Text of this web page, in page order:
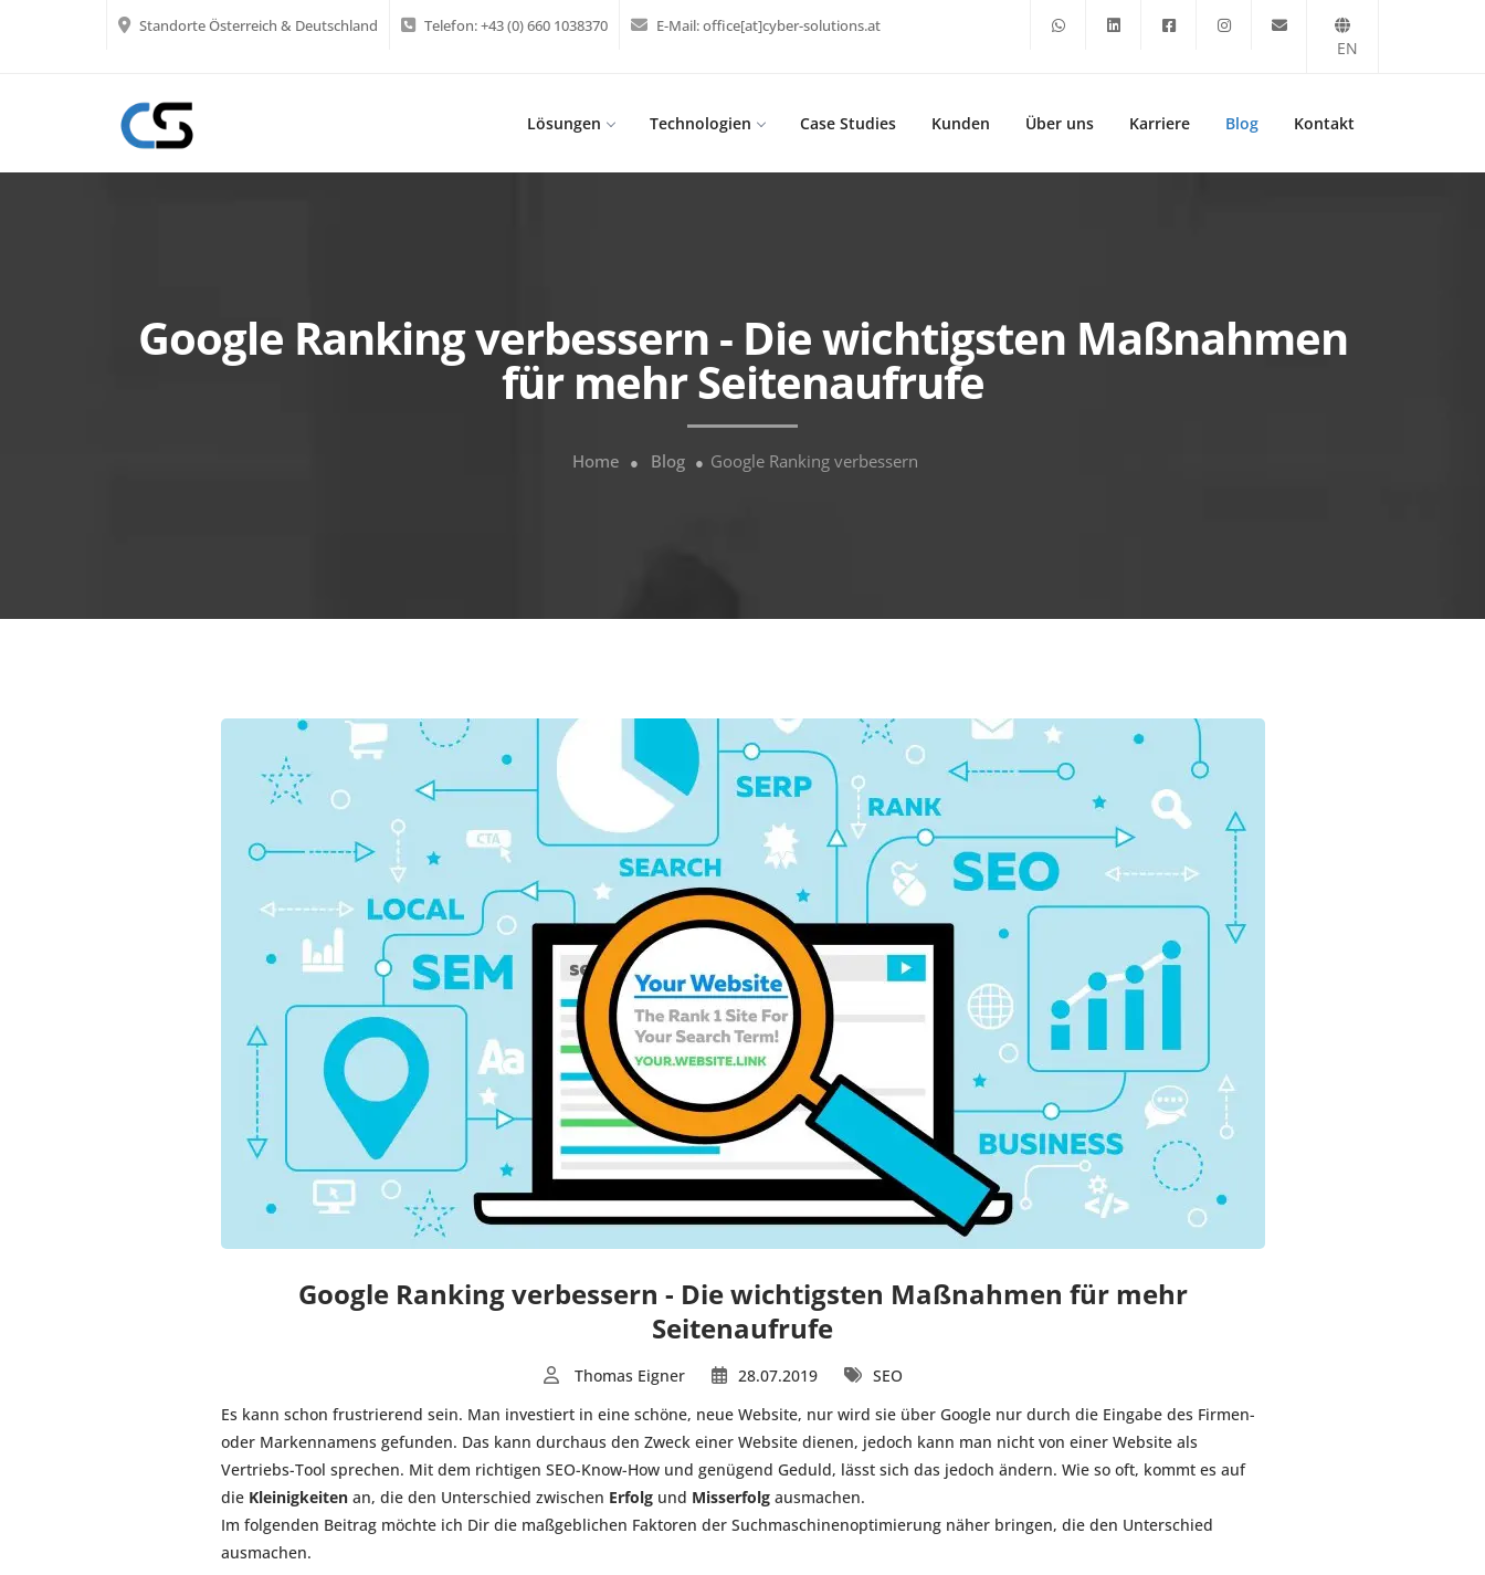
Standorte Österreich & Deutschland Telefon:+43 (0) 660 1038370 E-Mail:office[at]cyber-solutions.at
EN
Lösungen Technologien Case Studies Kunden Über uns Karriere Blog Kontakt
Google Ranking verbessern - Die wichtigsten Maßnahmen
für mehr Seitenaufrufe
Home Blog Google Ranking verbessern
Google Ranking verbessern - Die wichtigsten Maßnahmen für mehr
Seitenaufrufe
Thomas Eigner 28.07.2019
SEO
Es kann schon frustrierend sein. Man investiert in eine schöne, neue Website, nur wird sie über Google nur durch die Eingabe des Firmen-
oder Markennamens gefunden. Das kann durchaus den Zweck einer Website dienen, jedoch kann man nicht von einer Website als
Vertriebs-Tool sprechen. Mit dem richtigen SEO-Know-How und genügend Geduld, lässt sich das jedoch ändern. Wie so oft, kommt es auf
die Kleinigkeitenan, die den Unterschied zwischen Erfolgund Misserfolgausmachen.
Im folgenden Beitrag möchte ich Dir die maßgeblichen Faktoren der Suchmaschinenoptimierung näher bringen, die den Unterschied
ausmachen.